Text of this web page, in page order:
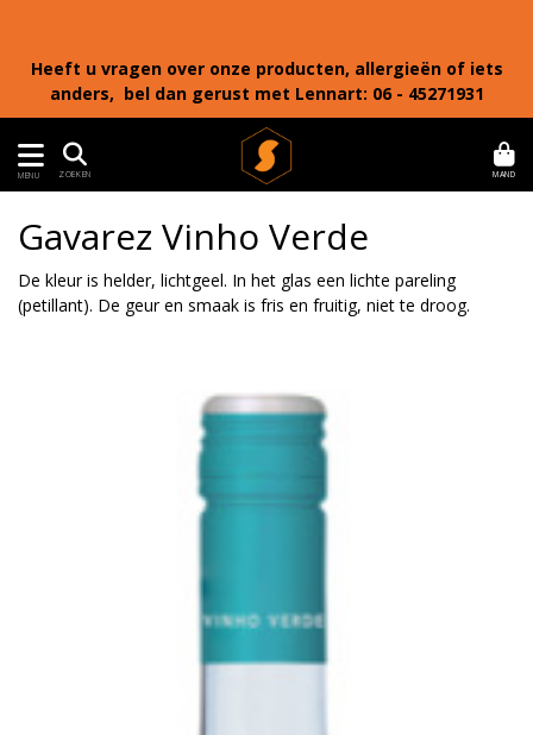
Heeft u vragen over onze producten, allergieën of iets
anders, bel dan gerust met Lennart: 06 - 45271931
MENU ZOEKEN MAND
Gavarez Vinho Verde
De kleur is helder, lichtgeel. In het glas een lichte pareling
(petillant). De geur en smaak is fris en fruitig, niet te droog.